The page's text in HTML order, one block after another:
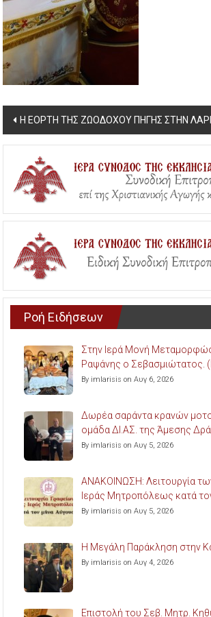
Post
navigation
Η ΕΟΡΤΗ ΤΗΣ ΖΩΟΔΟΧΟΥ ΠΗΓΗΣ ΣΤΗΝ
Ροή Ειδήσεων
Στην Ιερά Μονή
Ραψάνης ο Σεβασμιώτατος.
By imlarisis on Αυγ 6, 2026
Δωρέα σαράντα κρανών
ομάδα ΔΙ.ΑΣ. της Άμεσης
By imlarisis on Αυγ 5, 2026
ΑΝΑΚΟΙΝΩΣΗ: Λειτουργία
Ιεράς Μητροπόλεως κατά
By imlarisis on Αυγ 5, 2026
Η Μεγάλη Παράκληση στην
By imlarisis on Αυγ 4, 2026
Επιστολή του Σεβ. Μητρ.